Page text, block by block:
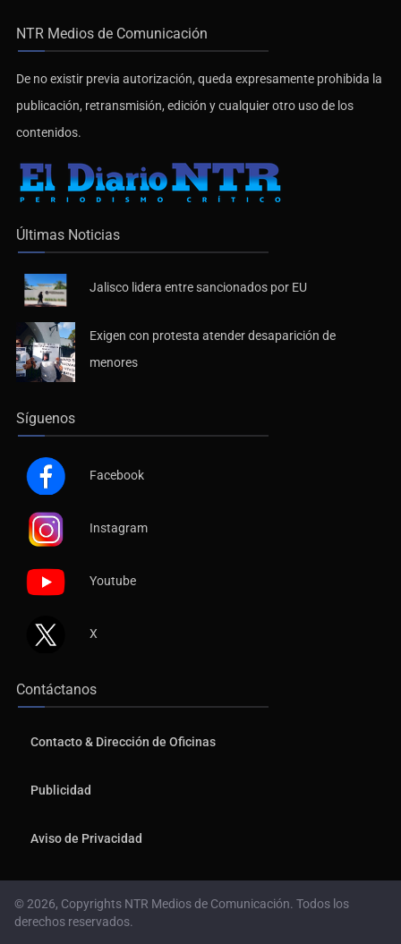
NTR Medios de Comunicación
De no existir previa autorización, queda expresamente prohibida la
publicación, retransmisión, edición y cualquier otro uso de los
contenidos.
Últimas Noticias
Jalisco lidera entre sancionados por EU
Exigen con protesta atender desaparición de
menores
Síguenos
Facebook
Instagram
Youtube
X
Contáctanos
Contacto & Dirección de Oficinas
Publicidad
Aviso de Privacidad
© 2026, Copyrights NTR Medios de Comunicación. Todos los
derechos reservados.